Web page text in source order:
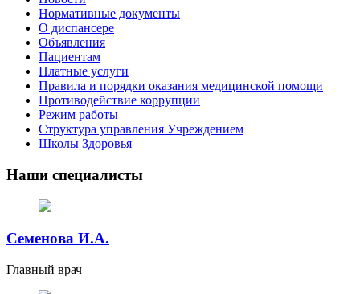
Нормативные документы
О диспансере
Объявления
Пациентам
Платные услуги
Правила и порядки оказания медицинской помощи
Противодействие коррупции
Режим работы
Структура управления Учреждением
Школы Здоровья
Наши специалисты
Семенова И.А.
Главный врач